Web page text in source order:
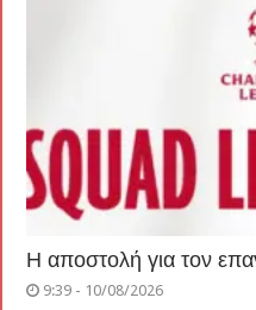
Η αποστολή για τον
9:39 - 10/08/2026